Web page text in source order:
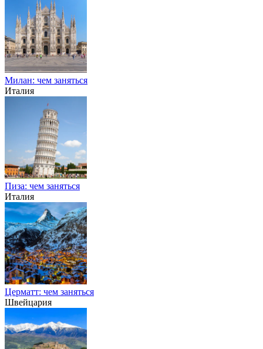
Милан: чем заняться
Италия
Пиза: чем заняться
Италия
Церматт: чем заняться
Швейцария